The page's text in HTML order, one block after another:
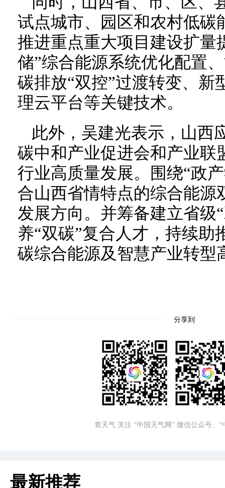
试点城市、园区和农村低碳
推进重点重大项目建设扩量
储”综合能源系统优化配置
碳排放“双控”过渡转变、新
理云平台等关键技术。
此外，吴建光表示，山西
碳中和产业促进会和产业联
行业高质量发展。围绕“政
合山西省情特点的综合能源
发展方向。并筹备建立省级
养“双碳”复合人才，持续助
碳综合能源及智慧产业转型
分享到
查天气 关注 “中国天气网” 微信公众号、
最新推荐